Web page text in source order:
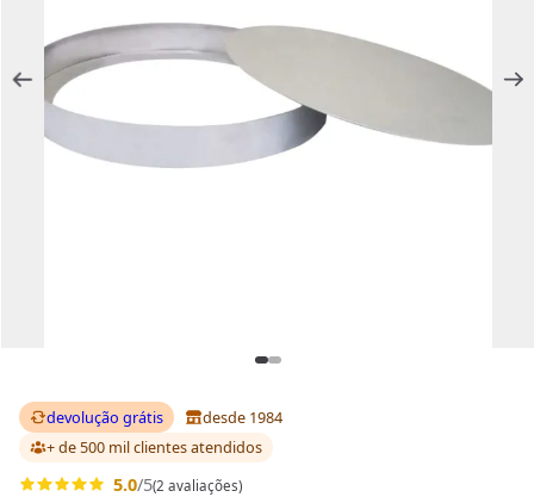
devolução grátis
desde 1984
+ de 500 mil clientesatendidos
5.0/5(2 avaliações)